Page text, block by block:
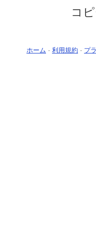
コ
ホーム - 利用規約 - プ